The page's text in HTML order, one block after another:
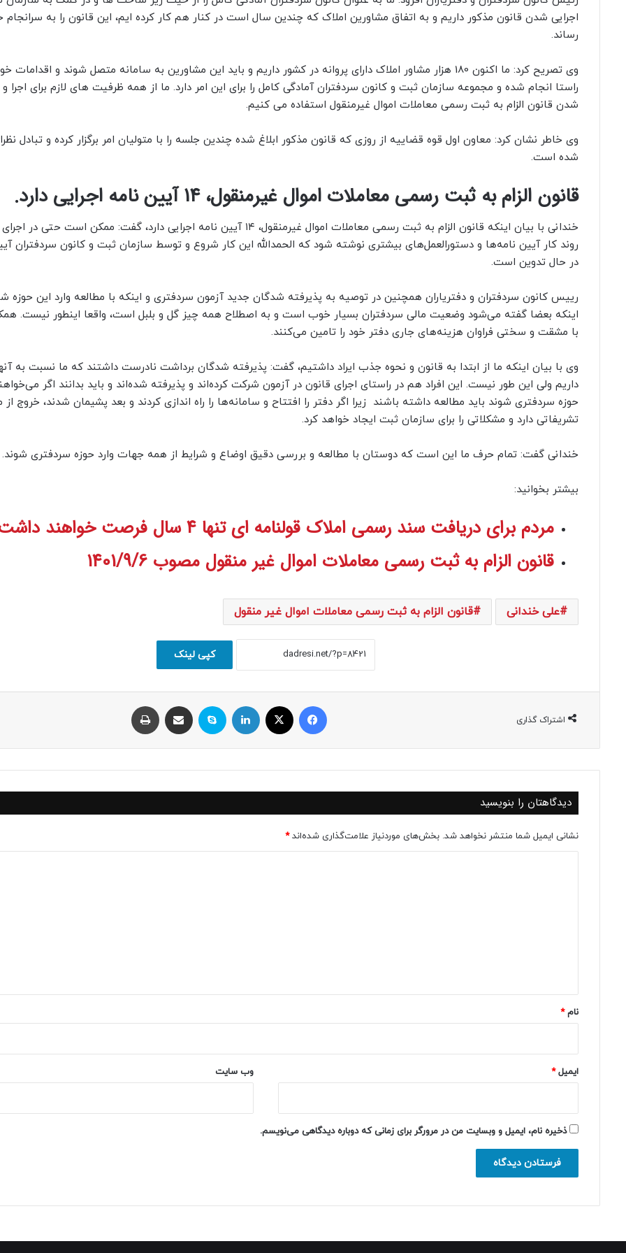
اجرایی شدن قانون مذکور داریم و به اتفاق مشاورین املاک که چندین سال است در کنار هم کار کرده ایم، این قانون را به سرانجام
رساند.
وی تصریح کرد: ما اکنون 180 هزار مشاور املاک دارای پروانه در کشور داریم و باید این مشاورین به سامانه متصل شوند و
راستا انجام شده و مجموعه سازمان ثبت و کانون سردفتران آمادگی کامل را برای این امر دارد. ما از همه ظرفیت های لازم برای اجرا و
شدن قانون الزام به ثبت رسمی معاملات اموال غیرمنقول استفاده می کنیم.
وی خاطر نشان کرد: معاون اول قوه قضاییه از روزی که قانون مذکور ابلاغ شده چندین جلسه را با متولیان امر برگزار کرده و تبادل
شده است.
قانون الزام به ثبت رسمی معاملات اموال غیرمنقول، 14 آیین نامه اجرایی دارد.
خندانی با بیان اینکه قانون الزام به ثبت رسمی معاملات اموال غیرمنقول، ۱۴ آیین نامه اجرایی دارد، گفت: ممکن است
روند کار آیین نامه‌ها و دستورالعمل‌های بیشتری نوشته شود که الحمدالله این کار شروع و توسط سازمان ثبت و کانون سردفتران
در حال تدوین است.
رییس کانون سردفتران و دفتریاران همچنین در توصیه به پذیرفته شدگان جدید آزمون سردفتری و اینکه با مطالعه وارد این حوزه
اینکه بعضا گفته می‌شود وضعیت مالی سردفتران بسیار خوب است و به اصطلاح همه چیز گل و بلبل است، واقعا اینطور نیست.
با مشقت و سختی فراوان هزینه‌های جاری دفتر خود را تامین می‌کنند.
وی با بیان اینکه ما از ابتدا به قانون و نحوه جذب ایراد داشتیم، گفت: پذیرفته شدگان برداشت نادرست داشتند که ما نسبت به
داریم ولی این طور نیست. این افراد هم در راستای اجرای قانون در آزمون شرکت کرده‌اند و پذیرفته شده‌اند و باید بدانند اگر
حوزه سردفتری شوند باید مطالعه داشته باشند زیرا اگر دفتر را افتتاح و سامانه‌ها را راه اندازی کردند و بعد پشیمان شدند، خروج
تشریفاتی دارد و مشکلاتی را برای سازمان ثبت ایجاد خواهد کرد.
خندانی گفت: تمام حرف ما این است که دوستان با مطالعه و بررسی دقیق اوضاع و شرایط از همه جهات وارد حوزه سردفتری شوند.
بیشتر بخوانید:
مردم برای دریافت سند رسمی املاک قولنامه ای تنها 4 سال فرصت خواهند داشت.
قانون الزام به ثبت رسمی معاملات اموال غیر منقول مصوب 1401/9/6
علی خندانی قانون الزام به ثبت رسمی معاملات اموال غیر منقول
کپی لینک
اشتراک گذاری
فیسبوک ایکس لینکداین اسکایپ اشتراک با ایمیل
دیدگاهتان را بنویسید
نشانی ایمیل شما منتشر نخواهد شد. بخش‌های موردنیاز علامت‌گذاری شده‌اند*
نام*
ایمیل* وب‌ سایت
ذخیره نام، ایمیل و وبسایت من در مرورگر برای زمانی که دوباره دیدگاهی می‌نویسم.